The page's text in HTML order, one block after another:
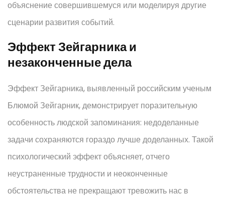
объяснение совершившемуся или моделируя другие
сценарии развития событий.
Эффект Зейгарника и
незаконченные дела
Эффект Зейгарника, выявленный российским ученым
Блюмой Зейгарник, демонстрирует поразительную
особенность людской запоминания: недоделанные
задачи сохраняются гораздо лучше доделанных. Такой
психологический эффект объясняет, отчего
неустраненные трудности и неоконченные
обстоятельства не прекращают тревожить нас в